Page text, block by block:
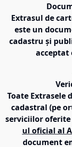
Extrasul de
este un
cadastru și
Toate Extrasele
cadastral (pe
serviciilor
ul oficial al
document